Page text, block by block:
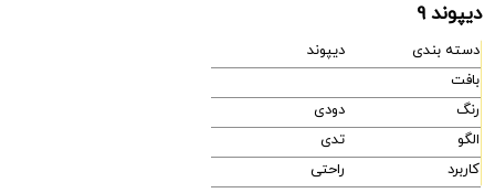
دیپوند 9
دسته بندی
دیپوند
بافت
رنگ
دودی
الگو
تدی
کاربرد
راحتی